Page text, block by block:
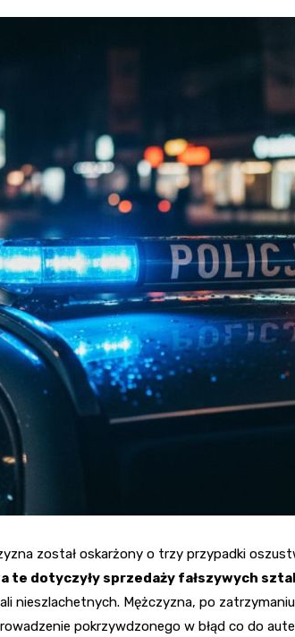
został oskarżony o trzy przypadki
te dotyczyły sprzedaży fałszywych
nieszlachetnych. Mężczyzna, po
pokrzywdzonego w błąd co do